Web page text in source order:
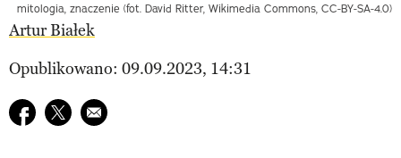
mitologia, znaczenie (fot. David Ritter, Wikimedia Commons, CC-BY-SA-4.0)
Artur Białek
Opublikowano: 09.09.2023, 14:31
Udostępnij na facebook
Udostępnij na twitter
E-mail do przyjaciela